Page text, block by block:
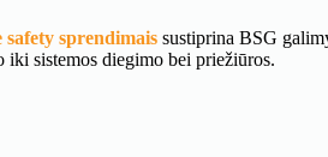
sprendimais sustiprina BSG
sistemos diegimo bei priežiūros.